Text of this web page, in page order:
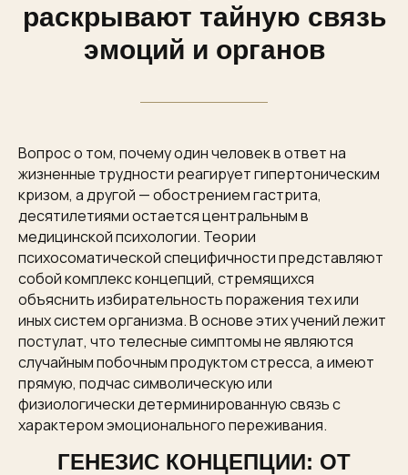
раскрывают тайную связь
эмоций и органов
Вопрос о том, почему один человек в ответ на
жизненные трудности реагирует гипертоническим
кризом, а другой — обострением гастрита,
десятилетиями остается центральным в
медицинской психологии. Теории
психосоматической специфичности представляют
собой комплекс концепций, стремящихся
объяснить избирательность поражения тех или
иных систем организма. В основе этих учений лежит
постулат, что телесные симптомы не являются
случайным побочным продуктом стресса, а имеют
прямую, подчас символическую или
физиологически детерминированную связь с
характером эмоционального переживания.
ГЕНЕЗИС КОНЦЕПЦИИ: ОТ